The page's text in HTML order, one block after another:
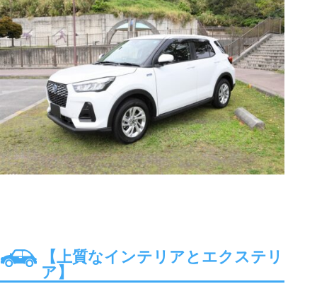
【上質なインテリアとエクステリ
ア】